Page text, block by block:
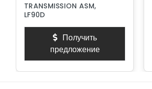
TRANSMISSION ASM,
LF90D
Получить
предложение